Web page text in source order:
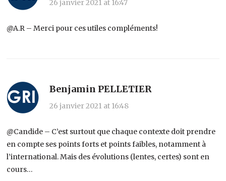
26 janvier 2021 at 16:47
@A.R – Merci pour ces utiles compléments!
Benjamin PELLETIER
26 janvier 2021 at 16:48
@Candide – C’est surtout que chaque contexte doit prendre
en compte ses points forts et points faibles, notamment à
l’international. Mais des évolutions (lentes, certes) sont en
cours…